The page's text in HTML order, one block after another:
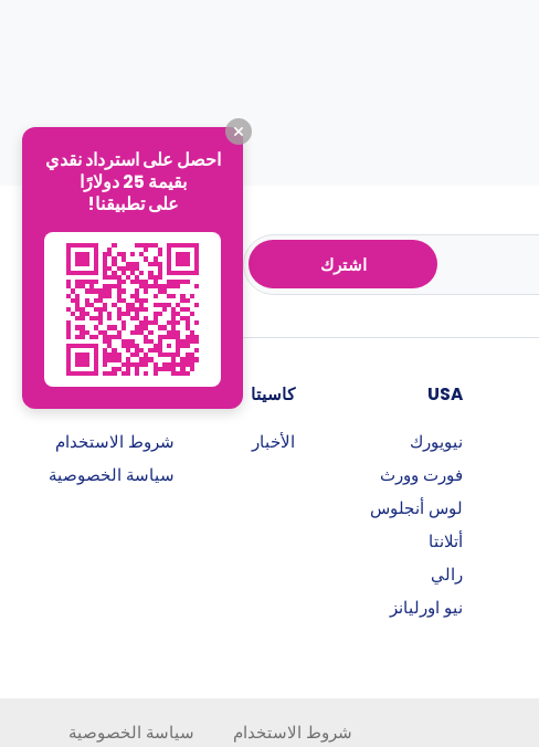
اشترك
USA
نيويورك
فورت وورث
لوس أنجلوس
أتلانتا
رالي
نيو اورليانز
كاسيتا
الأخبار
روابط هامة
شروط الاستخدام
سياسة الخصوصية
شروط الاستخدام سياسة الخصوصية
احصل على استرداد نقدي
بقيمة 25 دولارًا
على تطبيقنا!